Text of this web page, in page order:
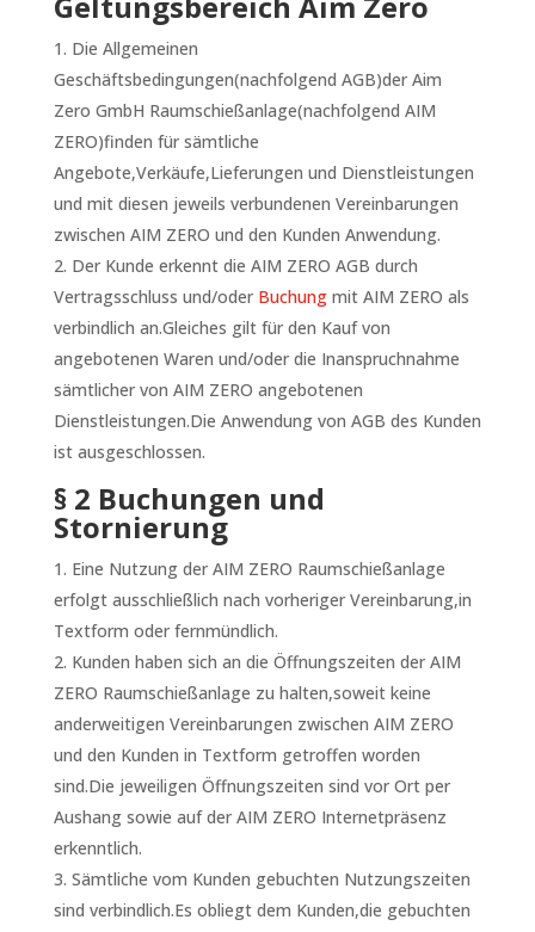
Die Allgemeinen
Geschäftsbedingungen(nachfolgend AGB)der Aim
Zero GmbH Raumschießanlage(nachfolgend AIM
ZERO)finden für sämtliche
Angebote,Verkäufe,Lieferungen und Dienstleistungen
und mit diesen jeweils verbundenen Vereinbarungen
zwischen AIM ZERO und den Kunden Anwendung.
Der Kunde erkennt die AIM ZERO AGB durch
Vertragsschluss und/oder Buchungmit AIM ZERO als
verbindlich an.Gleiches gilt für den Kauf von
angebotenen Waren und/oder die Inanspruchnahme
sämtlicher von AIM ZERO angebotenen
Dienstleistungen.Die Anwendung von AGB des Kunden
ist ausgeschlossen.
§ 2 Buchungen und
Stornierung
Eine Nutzung der AIM ZERO Raumschießanlage
erfolgt ausschließlich nach vorheriger Vereinbarung,in
Textform oder fernmündlich.
Kunden haben sich an die Öffnungszeiten der AIM
ZERO Raumschießanlage zu halten,soweit keine
anderweitigen Vereinbarungen zwischen AIM ZERO
und den Kunden in Textform getroffen worden
sind.Die jeweiligen Öffnungszeiten sind vor Ort per
Aushang sowie auf der AIM ZERO Internetpräsenz
erkenntlich.
Sämtliche vom Kunden gebuchten Nutzungszeiten
sind verbindlich.Es obliegt dem Kunden,die gebuchten